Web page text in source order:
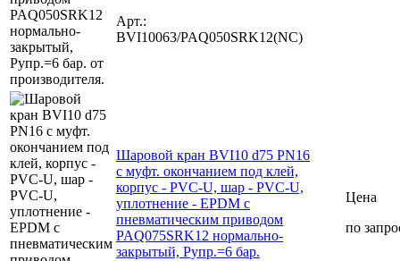
Арт.:
BVI10063/PAQ050SRK12(NC)
Шаровой кран BVI10 d75 PN16
с муфт. окончанием под клей,
корпус - PVC-U, шар - PVC-U,
уплотнение - EPDM с
пневматическим приводом
PAQ075SRK12 нормально-
закрытый, Рупр.=6 бар.
Цена
по